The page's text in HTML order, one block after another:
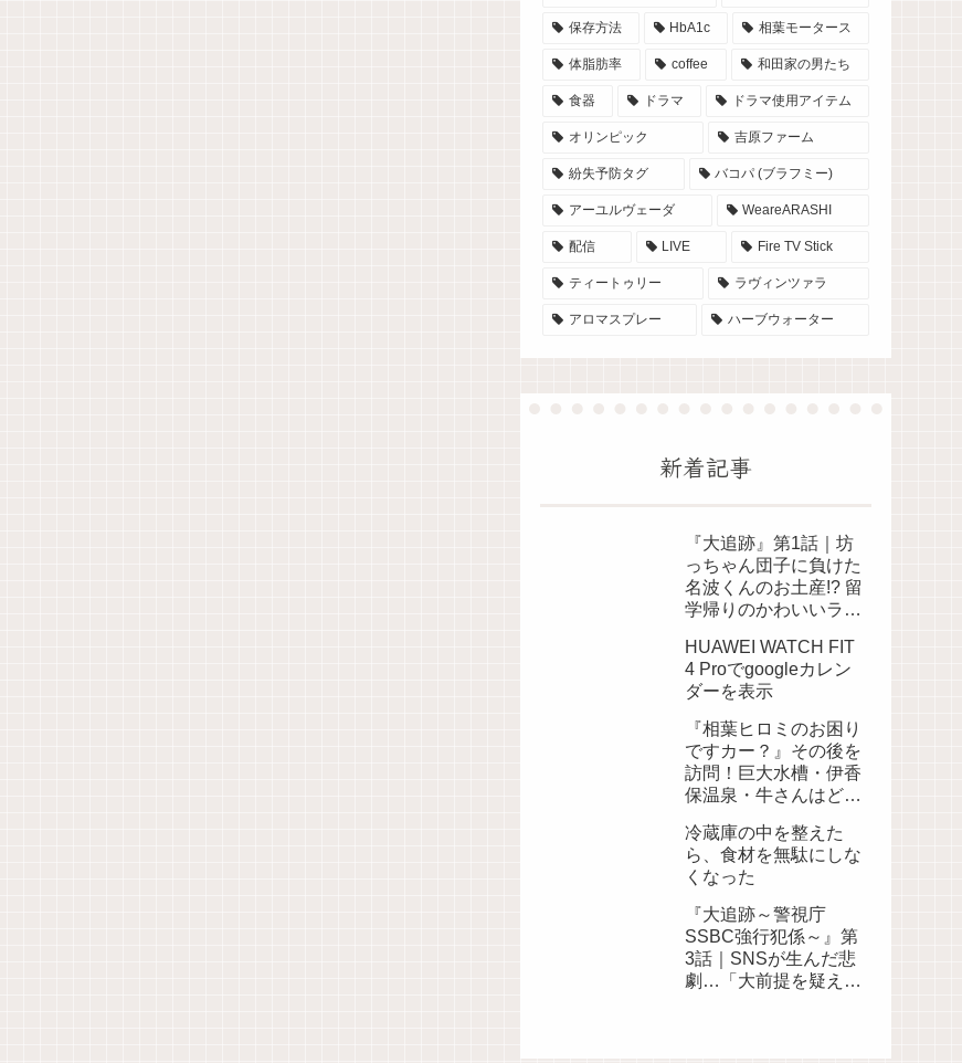
保存方法 HbA1c 相葉モータース
体脂肪率 coffee 和田家の男たち
食器 ドラマ ドラマ使用アイテム
オリンピック 吉原ファーム
紛失予防タグ バコパ (ブラフミー)
アーユルヴェーダ WeareARASHI
配信 LIVE Fire TV Stick
ティートゥリー ラヴィンツァラ
アロマスプレー ハーブウォーター
新着記事
『大追跡』第1話｜坊
っちゃん団子に負けた
名波くんのお土産!? 留
学帰りのかわいいラス
HUAWEI WATCH FIT
4 Proでgoogleカレン
ダーを表示
『相葉ヒロミのお困り
ですカー？』その後を
訪問！巨大水槽・伊香
保温泉・牛さんはどう
6日放送】
冷蔵庫の中を整えた
ら、食材を無駄にしな
くなった
『大追跡～警視庁
SSBC強行犯係～』第
3話｜SNSが生んだ悲
劇…「大前提を疑え」